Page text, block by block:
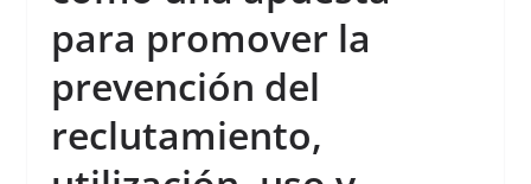
para promover la
prevención del
reclutamiento,